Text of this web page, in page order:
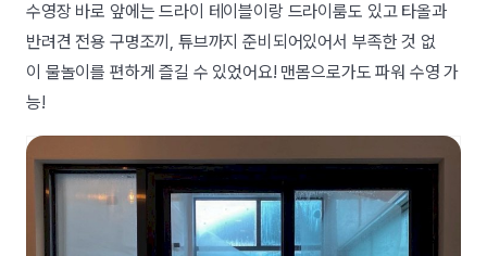
수영장 바로 앞에는 드라이 테이블이랑 드라이룸도 있고 타올과
반려견 전용 구명조끼, 튜브까지 준비되어있어서 부족한 것 없
이 물놀이를 편하게 즐길 수 있었어요! 맨몸으로가도 파워 수영 가
능!